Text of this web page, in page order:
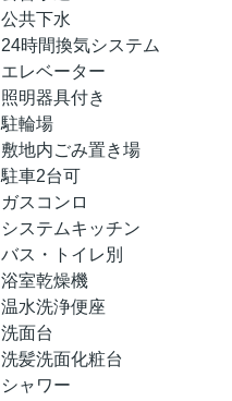
公共下水
24時間換気システム
エレベーター
照明器具付き
駐輪場
敷地内ごみ置き場
駐車2台可
ガスコンロ
システムキッチン
バス・トイレ別
浴室乾燥機
温水洗浄便座
洗面台
洗髪洗面化粧台
シャワー